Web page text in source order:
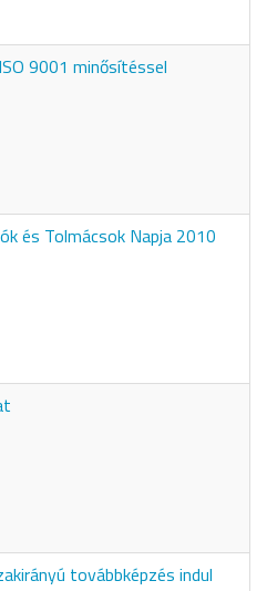
9001 minősítéssel
és Tolmácsok Napja 2010
továbbképzés indul